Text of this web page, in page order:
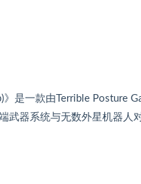
》是一款由Terrible Posture
武器系统与无数外星机器人